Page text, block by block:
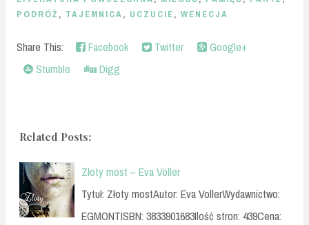
PODRÓŻ, TAJEMNICA, UCZUCIE, WENECJA
Share This: Facebook Twitter
Google+
Stumble
Digg
Related Posts:
Złoty most – Eva Völler
Tytuł: Złoty mostAutor: Eva VollerWydawnictwo:
EGMONTISBN: 3833901683Ilość stron: 439Cena: